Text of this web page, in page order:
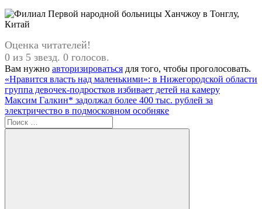
Оценка читателей!
0 из 5 звезд. 0 голосов.
Вам нужно авторизироваться для того, чтобы проголосовать.
Навигация
по
записям
Предыдущая
запись:
«Нравится власть над маленькими»: в Нижегородской области
группа девочек-подростков избивает детей на камеру
Следующая
запись:
Максим Галкин* задолжал более 400 тыс. рублей за
электричество в подмосковном особняке
Поиск
для: